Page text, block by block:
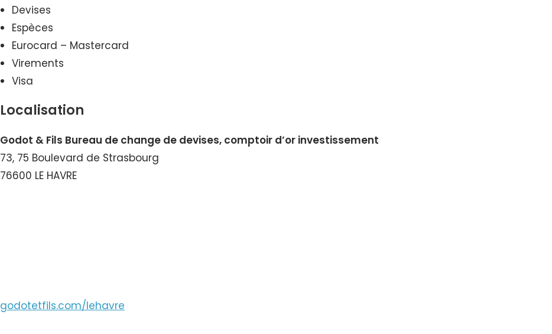
Devises
Espèces
Eurocard – Mastercard
Virements
Visa
Localisation
Godot & Fils Bureau de change de devises, comptoir d’or investissement
73, 75 Boulevard de Strasbourg
76600 LE HAVRE
godotetfils.com/lehavre